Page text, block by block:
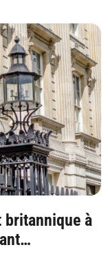
britannique à